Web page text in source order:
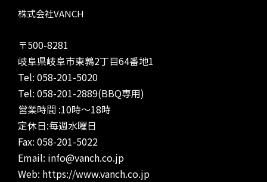
株式会社VANCH
〒500-8281
岐阜県岐阜市東鶉2丁目64番地1
Tel: 058-201-5020
Tel: 058-201-2889(BBQ専用)
営業時間 :10時～18時
定休日:毎週水曜日
Fax: 058-201-5022
Email: info@vanch.co.jp
Web: https://www.vanch.co.jp